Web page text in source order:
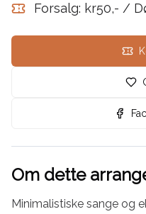
Forsalg: kr50,- /
Om dette
Minimalistiske sange og